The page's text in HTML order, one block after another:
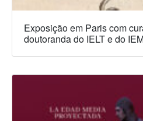
Exposição em Paris com
doutoranda do IELT e do